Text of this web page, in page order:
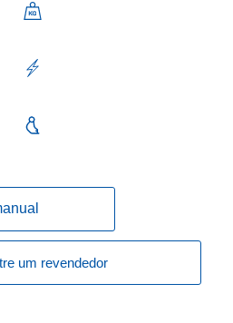
um revendedor